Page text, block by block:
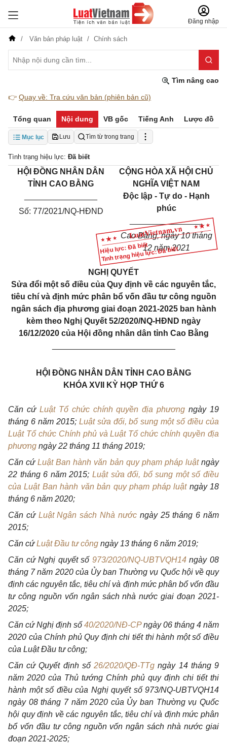
Đăng nhập
Văn bản pháp luật Chính sách
Tìm nâng cao
👉 Quay về: Tra cứu văn bản (phiên bản cũ)
Tổng quan Nội dung VB gốc Tiếng Anh Lược đồ
Mục lục Lưu Tìm từ trong trang
Tình trạng hiệu lực: Đã biết
Hiệu lực: Đã biết
Tình trạng hiệu lực: Đã biết
HỘI ĐỒNG NHÂN DÂN
TỈNH CAO BẰNG
Số: 77/2021/NQ-HĐND
CỘNG HÒA XÃ HỘI CHỦ
NGHĨA VIỆT NAM
Độc lập - Tự do - Hạnh
phúc
________________
Cao Bằng, ngày 10 tháng
12 năm 2021
NGHỊ QUYẾT
Sửa đổi một số điều của Quy định về các nguyên tắc,
tiêu chí và định mức phân bổ vốn đầu tư công nguồn
ngân sách địa phương giai đoạn 2021-2025 ban hành
kèm theo Nghị Quyết 52/2020/NQ-HĐND ngày
16/12/2020 của Hội đồng nhân dân tỉnh Cao Bằng
HỘI ĐỒNG NHÂN DÂN TỈNH CAO BẰNG
KHÓA XVII KỲ HỌP THỨ 6
Căn cứ Luật Tổ chức chính quyền địa phươngngày 19
tháng 6 năm 2015; Luật sửa đổi, bổ sung một số điều của
Luật Tổ chức Chính phủ và Luật Tổ chức chính quyền địa
phương ngày 22 tháng 11 tháng 2019;
Căn cứLuật Ban hành văn bản quy phạm pháp luậtngày
22 tháng 6 năm 2015; Luật sửa đổi, bổ sung một số điều
của Luật Ban hành văn bản quy phạm pháp luật ngày 18
tháng 6 năm 2020;
Căn cứ Luật Ngân sách Nhà nước ngày 25 tháng 6 năm
2015;
Căn cứLuật Đầu tư công ngày 13 tháng 6 năm 2019;
Căn cứ Nghị quyết số 973/2020/NQ-UBTVQH14ngày 08
tháng 7 năm 2020 của Ủy ban Thường vụ Quốc hội về quy
định các nguyên tắc, tiêu chí và định mức phân bổ vốn đầu
tư công nguồn vốn ngân sách nhà nước giai đoạn 2021-
2025;
Căn cứ Nghị định số 40/2020/NĐ-CPngày 06 tháng 4 năm
2020 của Chính phủ Quy định chi tiết thi hành một số điều
của Luật Đầu tư công;
Căn cứ Quyết định số26/2020/QĐ-TTg ngày 14 tháng 9
năm 2020 của Thủ tướng Chính phủ quy định chi tiết thi
hành một số điều của Nghị quyết số 973/NQ-UBTVQH14
ngày 08 tháng 7 năm 2020 của Ủy ban Thường vụ Quốc
hội quy định về các nguyên tắc, tiêu chí và định mức phân
bổ vốn đầu tư công nguồn vốn ngân sách nhà nước giai
đoạn 2021-2025;